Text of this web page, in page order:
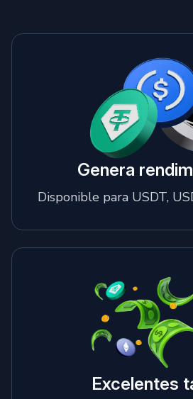
Genera
Disponible para USDT,
Excelentes